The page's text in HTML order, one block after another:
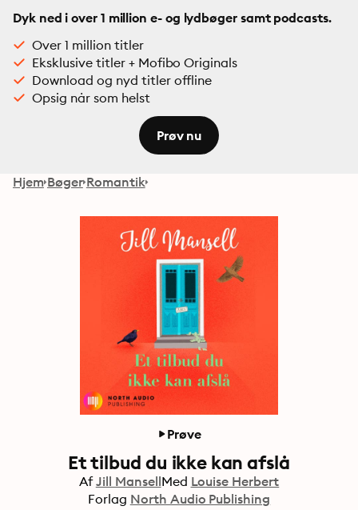
Dyk ned i over 1 million e- og lydbøger samt podcasts.
Over 1 million titler
Eksklusive titler + Mofibo Originals
Download og nyd titler offline
Opsig når som helst
Prøv nu
Hjem Bøger Romantik
Prøve
Et tilbud du ikke kan afslå
Af Jill MansellMed Louise Herbert
Forlag North Audio Publishing